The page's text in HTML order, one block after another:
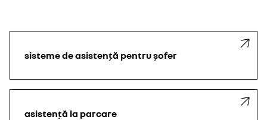
sisteme de asistență pentru șofer
asistență la parcare